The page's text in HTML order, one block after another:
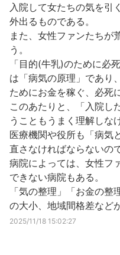
入院して女たちの気を引
外出るものである。
また、女性ファンたちが
う。
「目的(牛乳)のために必
は「病気の原理」であり
ためにお金を稼ぐ、必死
このあたりと、「入院し
うこともうまく理解しな
医療機関や役所も「病気
直さなければならないの
病院によっては、女性フ
できない病院もある。
「気の整理」「お金の
の大小、地域間格差など
2025/11/18 15:02:27